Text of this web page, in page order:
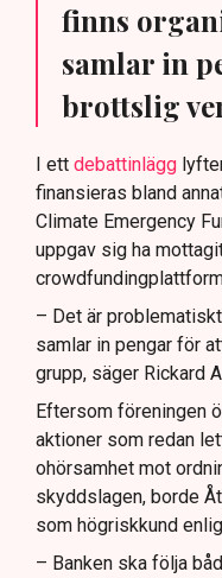
finns
samlar in
brottslig
I ett debattinlägg
finansieras bland
Climate Emergency
uppgav sig ha
– Det är
samlar in pengar för
grupp, säger Rickard
Eftersom föreningen
aktioner som redan
ohörsamhet mot
skyddslagen, borde
som högriskkund
– Banken ska följa